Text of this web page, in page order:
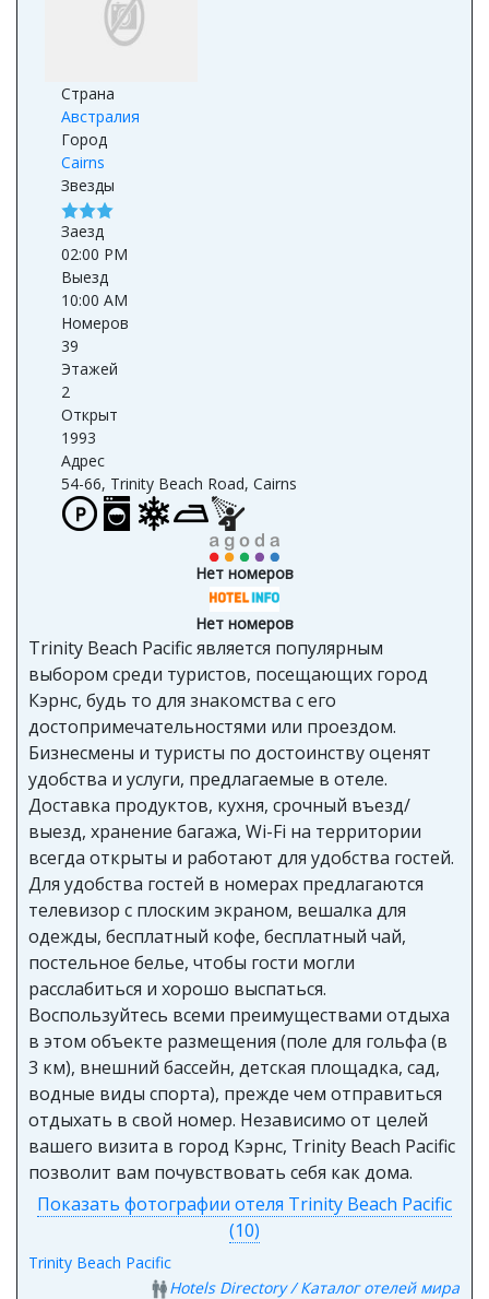
Страна
Австралия
Город
Cairns
Звезды
Заезд
02:00 PM
Выезд
10:00 AM
Номеров
39
Этажей
2
Открыт
1993
Адрес
54-66, Trinity Beach Road, Cairns
Нет номеров
Нет номеров
Trinity Beach Pacific является популярным
выбором среди туристов, посещающих город
Кэрнс, будь то для знакомства с его
достопримечательностями или проездом.
Бизнесмены и туристы по достоинству оценят
удобства и услуги, предлагаемые в отеле.
Доставка продуктов, кухня, срочный въезд/
выезд, хранение багажа, Wi-Fi на территории
всегда открыты и работают для удобства гостей.
Для удобства гостей в номерах предлагаются
телевизор с плоским экраном, вешалка для
одежды, бесплатный кофе, бесплатный чай,
постельное белье, чтобы гости могли
расслабиться и хорошо выспаться.
Воспользуйтесь всеми преимуществами отдыха
в этом объекте размещения (поле для гольфа (в
3 км), внешний бассейн, детская площадка, сад,
водные виды спорта), прежде чем отправиться
отдыхать в свой номер. Независимо от целей
вашего визита в город Кэрнс, Trinity Beach Pacific
позволит вам почувствовать себя как дома.
Показать фотографии отеля Trinity Beach Pacific
(10)
Trinity Beach Pacific
Hotels Directory / Каталог отелей мира